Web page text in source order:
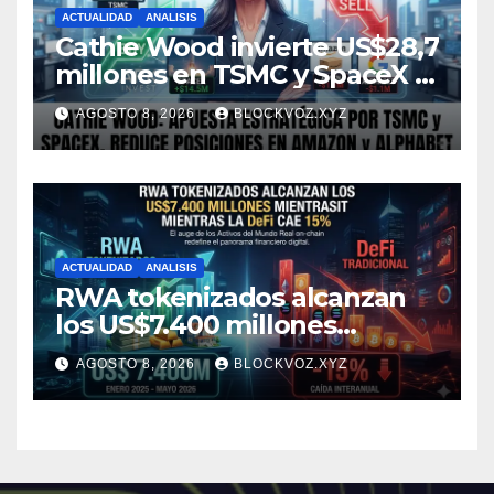
ACTUALIDAD ANALISIS
Cathie Wood invierte US$28,7
millones en TSMC y SpaceX y
reduce posiciones en
Amazon y Alphabet
AGOSTO 8, 2026 BLOCKVOZ.XYZ
ACTUALIDAD ANALISIS
RWA tokenizados alcanzan
los US$7.400 millones
mientras la DeFi cae 15%
AGOSTO 8, 2026 BLOCKVOZ.XYZ